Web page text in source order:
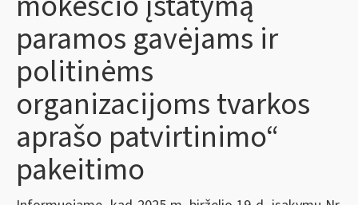
paramos gavėjams ir
politinėms
organizacijoms tvarkos
aprašo patvirtinimo“
pakeitimo